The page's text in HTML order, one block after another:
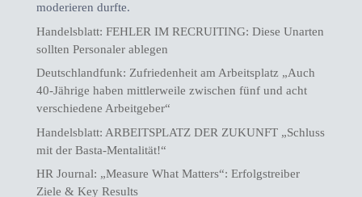
moderieren durfte.
Handelsblatt: FEHLER IM RECRUITING: Diese Unarten
sollten Personaler ablegen
Deutschlandfunk: Zufriedenheit am Arbeitsplatz „Auch
40-Jährige haben mittlerweile zwischen fünf und acht
verschiedene Arbeitgeber“
Handelsblatt: ARBEITSPLATZ DER ZUKUNFT „Schluss
mit der Basta-Mentalität!“
HR Journal: „Measure What Matters“: Erfolgstreiber
Ziele & Key Results